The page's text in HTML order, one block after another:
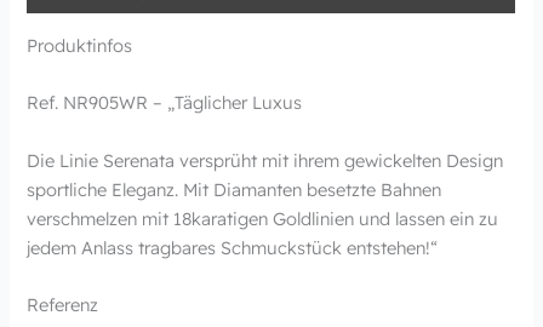
Produktinfos
Ref. NR905WR – „Täglicher Luxus
Die Linie Serenata versprüht mit ihrem gewickelten Design
sportliche Eleganz. Mit Diamanten besetzte Bahnen
verschmelzen mit 18karatigen Goldlinien und lassen ein zu
jedem Anlass tragbares Schmuckstück entstehen!“
Referenz